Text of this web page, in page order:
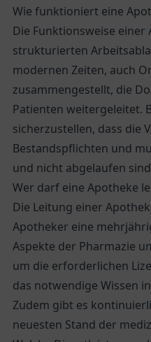
Wie funktioniert eine
Die Funktionsweise
strukturierten
modernen Zeiten, auch
zusammengestellt, die
Patienten weitergeleitet.
sicherzustellen, dass die
Bestandspflichten und
und nicht abgelaufen
Wer darf eine Apotheke
Die Leitung einer
Apotheker eine
Aspekte der Pharmazie
um die erforderlichen
das notwendige Wissen
Zudem gibt es
neuesten Stand der